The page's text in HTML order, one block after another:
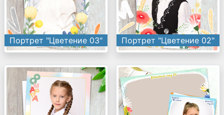
Портрет "Цветение 03" Портрет "Цветение 02"